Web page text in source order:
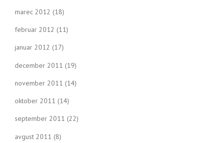
marec 2012 (18)
februar 2012 (11)
januar 2012 (17)
december 2011 (19)
november 2011 (14)
oktober 2011 (14)
september 2011 (22)
avgust 2011 (8)